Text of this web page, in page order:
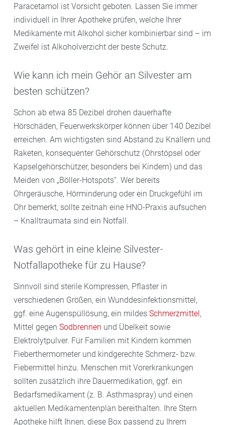
Paracetamol ist Vorsicht geboten. Lassen Sie immer
individuell in Ihrer Apotheke prüfen, welche Ihrer
Medikamente mit Alkohol sicher kombinierbar sind – im
Zweifel ist Alkoholverzicht der beste Schutz.
Wie kann ich mein Gehör an Silvester am
besten schützen?
Schon ab etwa 85 Dezibel drohen dauerhafte
Hörschäden, Feuerwerkskörper können über 140 Dezibel
erreichen. Am wichtigsten sind Abstand zu Knallern und
Raketen, konsequenter Gehörschutz (Ohrstöpsel oder
Kapselgehörschützer, besonders bei Kindern) und das
Meiden von „Böller-Hotspots“. Wer bereits
Ohrgeräusche, Hörminderung oder ein Druckgefühl im
Ohr bemerkt, sollte zeitnah eine HNO-Praxis aufsuchen
– Knalltraumata sind ein Notfall.
Was gehört in eine kleine Silvester-
Notfallapotheke für zu Hause?
Sinnvoll sind sterile Kompressen, Pflaster in
verschiedenen Größen, ein Wunddesinfektionsmittel,
ggf. eine Augenspüllösung, ein mildes Schmerzmittel ,
Mittel gegen Sodbrennen und Übelkeit sowie
Elektrolytpulver. Für Familien mit Kindern kommen
Fieberthermometer und kindgerechte Schmerz- bzw.
Fiebermittel hinzu. Menschen mit Vorerkrankungen
sollten zusätzlich ihre Dauermedikation, ggf. ein
Bedarfsmedikament (z. B. Asthmaspray) und einen
aktuellen Medikamentenplan bereithalten. Ihre Stern
Apotheke hilft Ihnen, diese Box passend zu Ihrem